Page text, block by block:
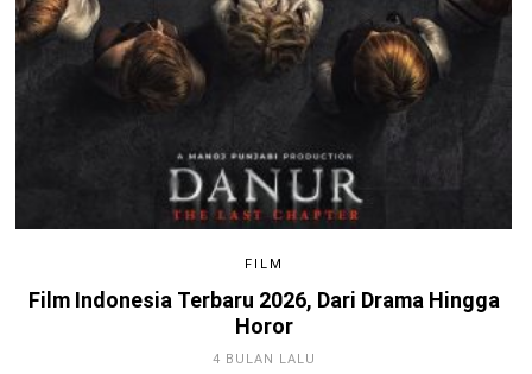
FILM
Film Indonesia Terbaru 2026, Dari Drama Hingga
Horor
4 BULAN LALU